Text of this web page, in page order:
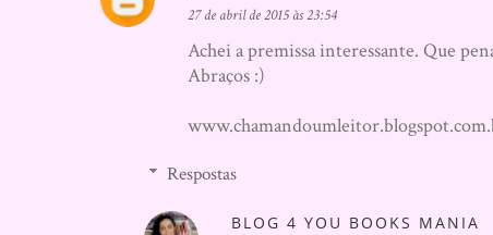
27 de abril de 2015 às 23:54
Achei a premissa interessante. Que
Abraços :)
Respostas
BLOG 4 YOU BOOKS MANIA